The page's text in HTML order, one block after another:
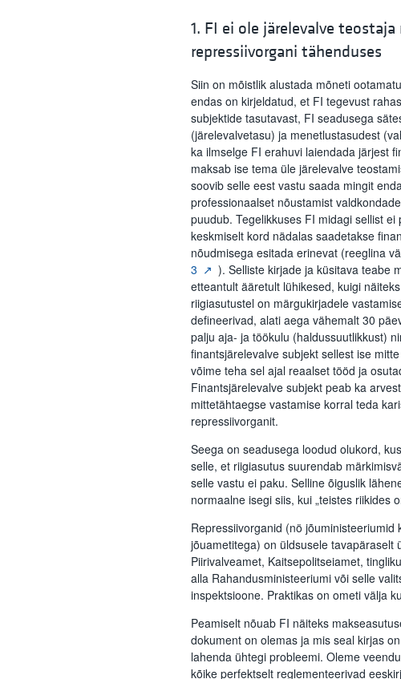
1. FI ei ole järelevalve
repressiivorgani tähenduses
Siin on mõistlik alustada mõneti
endas on kirjeldatud, et FI tegevust
subjektide tasutavast, FI seadusega
(järelevalvetasu) ja menetlustasudest
ka ilmselge FI erahuvi laiendada järjest
maksab ise tema üle järelevalve
soovib selle eest vastu saada mingit
professionaalset nõustamist
puudub. Tegelikkuses FI midagi sellist
keskmiselt kord nädalas saadetakse
nõudmisega esitada erinevat (reeglina
3
). Selliste kirjade ja küsitava teabe
etteantult ääretult lühikesed, kuigi
riigiasutustel on märgukirjadele
defineerivad, alati aega vähemalt 30
palju aja- ja töökulu (haldussuutlikkust)
finantsjärelevalve subjekt sellest ise
võime teha sel ajal reaalset tööd ja
Finantsjärelevalve subjekt peab ka
mittetähtaegse vastamise korral teda
repressiivorganit.
Seega on seadusega loodud olukord,
selle, et riigiasutus suurendab
selle vastu ei paku. Selline õiguslik
normaalne isegi siis, kui „teistes riikides
Repressiivorganid (nö
jõuametitega) on üldsusele tavapäraselt
Piirivalveamet, Kaitsepolitseiamet,
alla Rahandusministeeriumi või selle
inspektsioone. Praktikas on ometi välja
Peamiselt nõuab FI näiteks
dokument on olemas ja mis seal kirjas
lahenda ühtegi probleemi. Oleme
kõike perfektselt reglementeerivad